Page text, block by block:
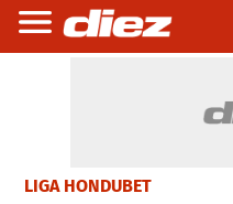
LIGA HONDUBET